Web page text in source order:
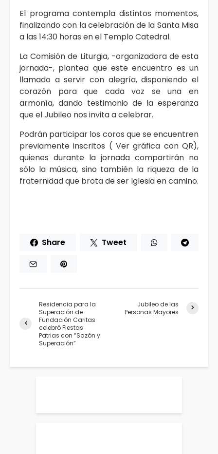
El programa contempla distintos momentos,
finalizando con la celebración de la Santa Misa
a las 14:30 horas en el Templo Catedral.
La Comisión de Liturgia, -organizadora de esta
jornada-, plantea que este encuentro es un
llamado a servir con alegría, disponiendo el
corazón para que cada voz se una en
armonía, dando testimonio de la esperanza
que el Jubileo nos invita a celebrar.
Podrán participar los coros que se encuentren
previamente inscritos ( Ver gráfica con QR),
quienes durante la jornada compartirán no
sólo la música, sino también la riqueza de la
fraternidad que brota de ser Iglesia en camino.
Share Tweet
Residencia para la
Superación de
Fundación Caritas
celebró Fiestas
Patrias con “Sazón y
Superación”
Jubileo de las
Personas Mayores